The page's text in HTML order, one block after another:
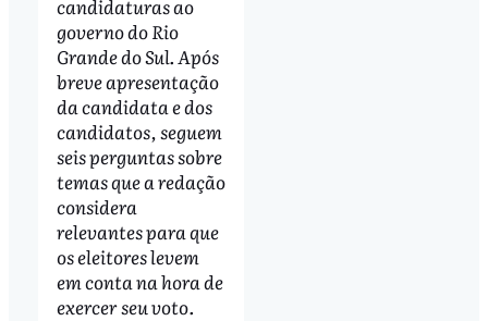
candidaturas ao
governo do Rio
Grande do Sul. Após
breve apresentação
da candidata e dos
candidatos, seguem
seis perguntas sobre
temas que a redação
considera
relevantes para que
os eleitores levem
em conta na hora de
exercer seu voto.